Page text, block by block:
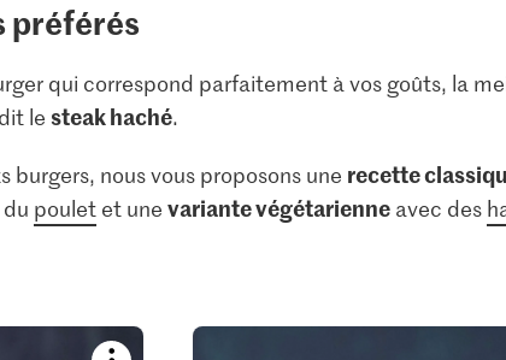
préférés
qui correspond parfaitement à vos goûts, la
le steak haché.
burgers, nous vous proposons une recette
pouletet une variante végétarienneavec des